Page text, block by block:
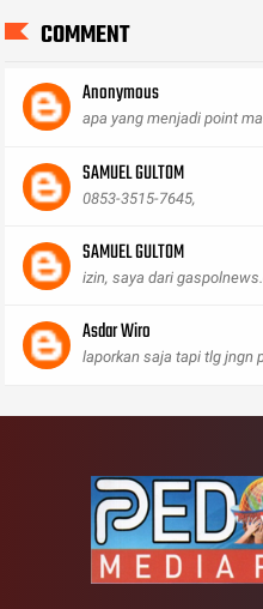
COMMENT
Anonymous
apa yang menjadi point
SAMUEL GULTOM
0853-3515-7645,
SAMUEL GULTOM
izin, saya dari
Asdar Wiro
laporkan saja tapi tlg jngn